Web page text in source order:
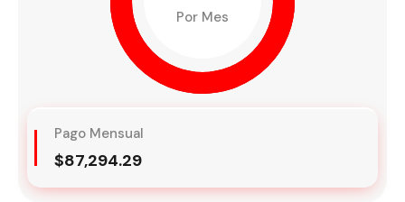
Por Mes
Pago Mensual
$87,294.29